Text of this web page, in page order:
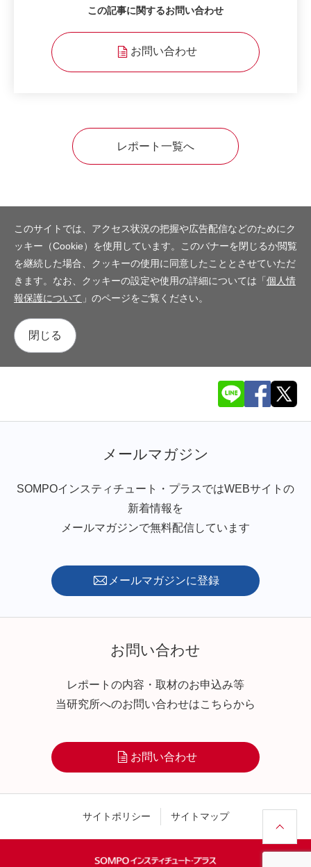
この記事に関するお問い合わせ
お問い合わせ
レポート一覧へ
このサイトでは、アクセス状況の把握や広告配信などのためにク
ッキー（Cookie）を使用しています。このバナーを閉じるか閲覧
を継続した場合、クッキーの使用に同意したこととさせていただ
きます。なお、クッキーの設定や使用の詳細については「 個人情
報保護について 」のページをご覧ください。
閉じる
メールマガジン
SOMPOインスティチュート・プラスではWEBサイトの
新着情報を
メールマガジンで無料配信しています
メールマガジンに登録
お問い合わせ
レポートの内容・取材のお申込み等
当研究所へのお問い合わせはこちらから
お問い合わせ
サイトポリシー サイトマップ